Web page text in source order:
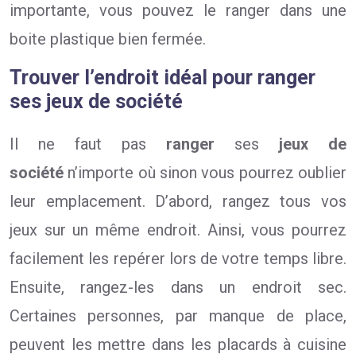
importante, vous pouvez le ranger dans une
boite plastique bien fermée.
Trouver l’endroit idéal pour ranger
ses jeux de société
Il ne faut pas ranger ses jeux de
société n’importe où sinon vous pourrez oublier
leur emplacement. D’abord, rangez tous vos
jeux sur un même endroit. Ainsi, vous pourrez
facilement les repérer lors de votre temps libre.
Ensuite, rangez-les dans un endroit sec.
Certaines personnes, par manque de place,
peuvent les mettre dans les placards à cuisine